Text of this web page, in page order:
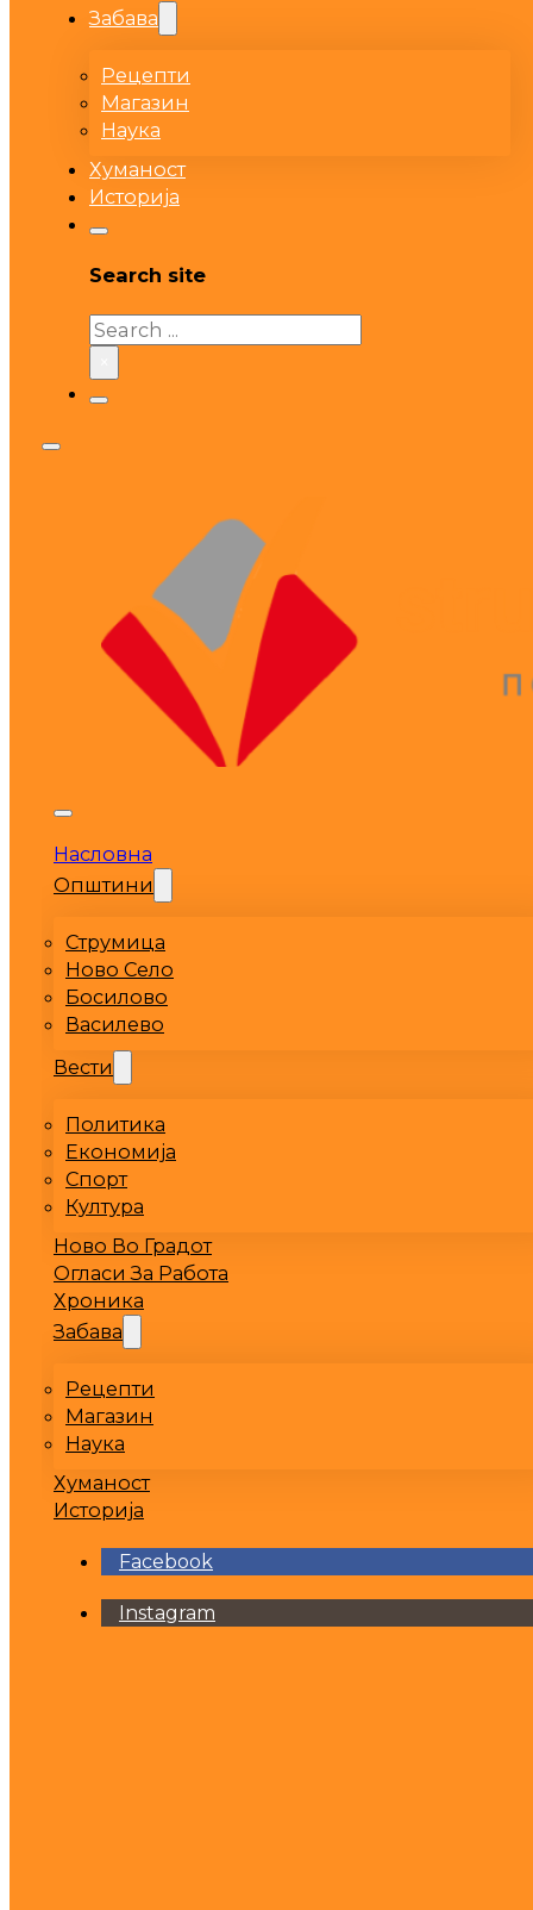
Забава
Рецепти
Магазин
Наука
Хуманост
Историја
Search site
Search
Насловна
Општини
Струмица
Ново Село
Босилово
Василево
Вести
Политика
Економија
Спорт
Култура
Ново Во Градот
Огласи За Работа
Хроника
Забава
Рецепти
Магазин
Наука
Хуманост
Историја
Facebook
Instagram